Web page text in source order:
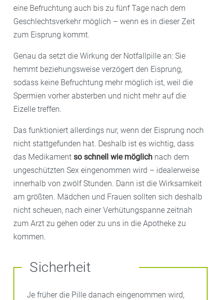
eine Befruchtung auch bis zu fünf Tage nach dem
Geschlechtsverkehr möglich – wenn es in dieser Zeit
zum Eisprung kommt.
Genau da setzt die Wirkung der Notfallpille an: Sie
hemmt beziehungsweise verzögert den Eisprung,
sodass keine Befruchtung mehr möglich ist, weil die
Spermien vorher absterben und nicht mehr auf die
Eizelle treffen.
Das funktioniert allerdings nur, wenn der Eisprung noch
nicht stattgefunden hat. Deshalb ist es wichtig, dass
das Medikament so schnell wie möglich nach dem
ungeschützten Sex eingenommen wird – idealerweise
innerhalb von zwölf Stunden. Dann ist die Wirksamkeit
am größten. Mädchen und Frauen sollten sich deshalb
nicht scheuen, nach einer Verhütungspanne zeitnah
zum Arzt zu gehen oder zu uns in die Apotheke zu
kommen.
Sicherheit
Je früher die Pille danach eingenommen wird,